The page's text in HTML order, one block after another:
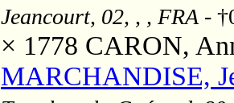
Jeancourt, 02, , , FRA -
× 1778 CARON,
MARCHANDISE,